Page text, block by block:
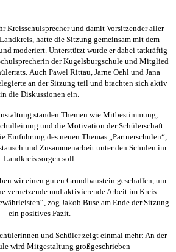
Kreisschulsprecher und damit Vorsitzender aller
hatte die Sitzung gemeinsam mit dem
moderiert. Unterstützt wurde er dabei tatkräftig
der Kugelsburgschule und Mitglied
Auch Pawel Rittau, Jarne Oehl und Jana
an der Sitzung teil und brachten sich aktiv
in die Diskussionen ein.
standen Themen wie Mitbestimmung,
und die Motivation der Schülerschaft.
Einführung des neuen Themas „Partnerschulen“,
und Zusammenarbeit unter den Schulen im
Landkreis sorgen soll.
wir einen guten Grundbaustein geschaffen, um
vernetzende und aktivierende Arbeit im Kreis
zog Jakob Buse am Ende der Sitzung
ein positives Fazit.
und Schüler zeigt einmal mehr: An der
wird Mitgestaltung großgeschrieben